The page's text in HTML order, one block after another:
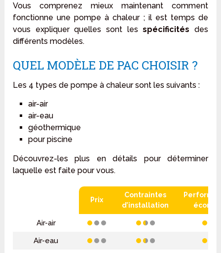
Vous comprenez mieux maintenant comment
fonctionne une pompe à chaleur ; il est temps de
vous expliquer quelles sont lesspécificités des
différents modèles.
QUEL MODÈLE DE PAC CHOISIR ?
Les 4 types de pompe à chaleur sont les suivants :
air-air
air-eau
géothermique
pour piscine
Découvrez-les plus en détails pour déterminer
laquelle est faite pour vous.
Prix
Contraintes
d’installation
Air-air
Air-eau